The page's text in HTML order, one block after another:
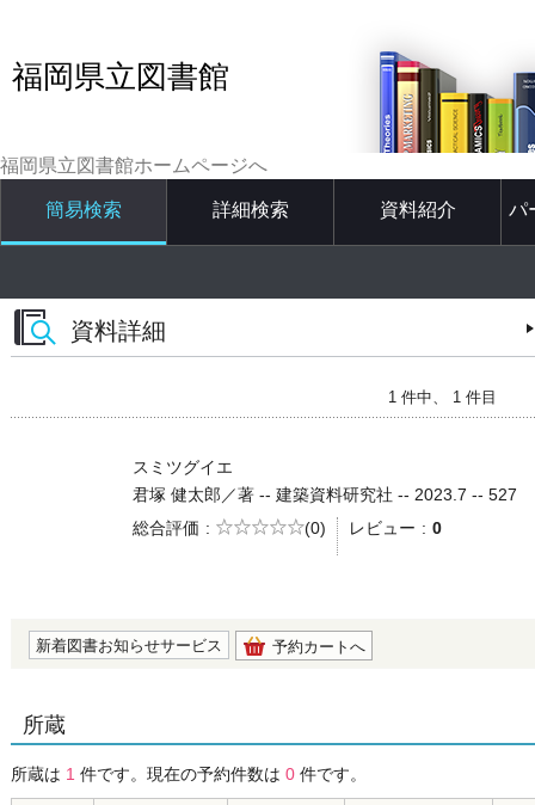
福岡県立図書館
福岡県立図書館ホームページへ
簡易検索 詳細検索 資料紹介 パ
資料詳細
1 件中、 1 件目
スミツグイエ
君塚 健太郎／著 -- 建築資料研究社 -- 2023.7 -- 527
総合評価
5段階評価
(0) レビュー 0
新着図書お知らせサービス 予約カートへ
所蔵
所蔵は 1 件です。現在の予約件数は 0 件です。